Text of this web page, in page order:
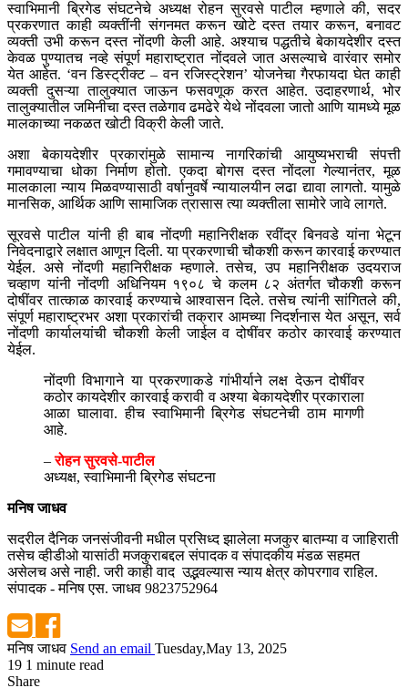
स्वाभिमानी ब्रिगेड संघटनेचे अध्यक्ष रोहन सुरवसे पाटील म्हणाले की, सदर
प्रकरणात काही व्यक्तींनी संगनमत करून खोटे दस्त तयार करून, बनावट
व्यक्ती उभी करून दस्त नोंदणी केली आहे. अश्याच पद्धतीचे बेकायदेशीर दस्त
केवळ पुण्यातच नव्हे संपूर्ण महाराष्ट्रात नोंदवले जात असल्याचे वारंवार समोर
येत आहेत. ‘वन डिस्ट्रीक्ट – वन रजिस्ट्रेशन’ योजनेचा गैरफायदा घेत काही
व्यक्ती दुसऱ्या तालुक्यात जाऊन फसवणूक करत आहेत. उदाहरणार्थ, भोर
तालुक्यातील जमिनीचा दस्त तळेगाव ढमढेरे येथे नोंदवला जातो आणि यामध्ये मूळ
मालकाच्या नकळत खोटी विक्री केली जाते.
अशा बेकायदेशीर प्रकारांमुळे सामान्य नागरिकांची आयुष्यभराची संपत्ती
गमावण्याचा धोका निर्माण होतो. एकदा बोगस दस्त नोंदला गेल्यानंतर, मूळ
मालकाला न्याय मिळवण्यासाठी वर्षानुवर्षे न्यायालयीन लढा द्यावा लागतो. यामुळे
मानसिक, आर्थिक आणि सामाजिक त्रासास त्या व्यक्तीला सामोरे जावे लागते.
सूरवसे पाटील यांनी ही बाब नोंदणी महानिरीक्षक रवींद्र बिनवडे यांना भेटून
निवेदनाद्वारे लक्षात आणून दिली. या प्रकरणाची चौकशी करून कारवाई करण्यात
येईल. असे नोंदणी महानिरीक्षक म्हणाले. तसेच, उप महानिरीक्षक उदयराज
चव्हाण यांनी नोंदणी अधिनियम १९०८ चे कलम ८२ अंतर्गत चौकशी करून
दोषींवर तात्काळ कारवाई करण्याचे आश्वासन दिले. तसेच त्यांनी सांगितले की,
संपूर्ण महाराष्ट्रभर अशा प्रकारांची तक्रार आमच्या निदर्शनास येत असून, सर्व
नोंदणी कार्यालयांची चौकशी केली जाईल व दोषींवर कठोर कारवाई करण्यात
येईल.
नोंदणी विभागाने या प्रकरणाकडे गांभीर्याने लक्ष देऊन दोषींवर
कठोर कायदेशीर कारवाई करावी व अश्या बेकायदेशीर प्रकाराला
आळा घालावा. हीच स्वाभिमानी ब्रिगेड संघटनेची ठाम मागणी
आहे.
–रोहन सुरवसे-पाटील
अध्यक्ष, स्वाभिमानी ब्रिगेड संघटना
मनिष जाधव
सदरील दैनिक जनसंजीवनी मधील प्रसिध्द झालेला मजकुर बातम्या व जाहिराती
तसेच व्हीडीओ यासांठी मजकुराबद्दल संपादक व संपादकीय मंडळ सहमत
असेलच असे नाही. जरी काही वाद उद्भवल्यास न्याय क्षेत्र कोपरगाव राहिल.
संपादक - मनिष एस. जाधव 9823752964
मनिष जाधव Send an email Tuesday,May 13, 2025
19 1 minute read
Share